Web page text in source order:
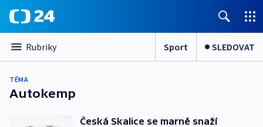
Rubriky Sport SLEDOVAT
TÉMA
Autokemp
Česká Skalice se marně snaží